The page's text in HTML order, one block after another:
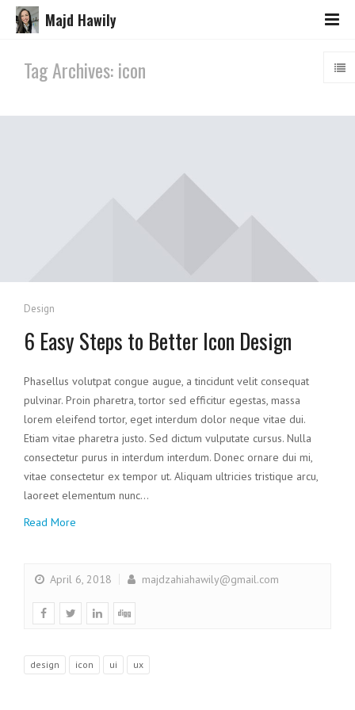
Majd Hawily
Tag Archives: icon
Design
6 Easy Steps to Better Icon Design
Phasellus volutpat congue augue, a tincidunt velit consequat
pulvinar. Proin pharetra, tortor sed efficitur egestas, massa
lorem eleifend tortor, eget interdum dolor neque vitae dui.
Etiam vitae pharetra justo. Sed dictum vulputate cursus. Nulla
consectetur purus in interdum interdum. Donec ornare dui mi,
vitae consectetur ex tempor ut. Aliquam ultricies tristique arcu,
laoreet elementum nunc…
Read More
April 6, 2018 majdzahiahawily@gmail.com
design icon ui ux